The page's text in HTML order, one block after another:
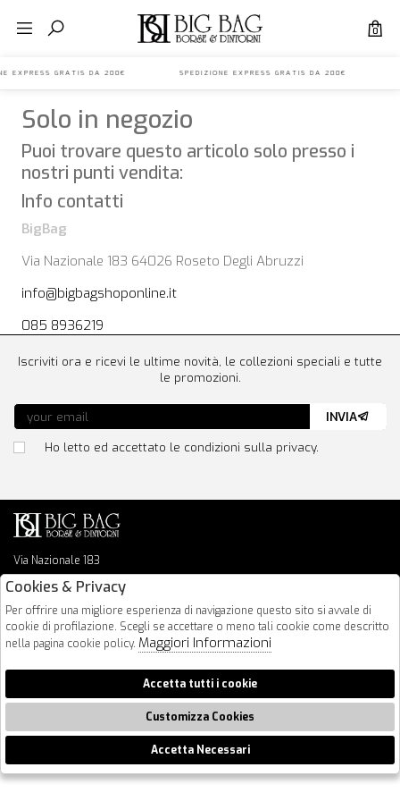
0
EXPRESS GRATIS DA 200€ SPEDIZIONE EXPRESS GRATIS DA
Solo in negozio
Puoi trovare questo articolo solo presso i
nostri punti vendita:
Info contatti
BigBag
Via Nazionale 183 64026 Roseto Degli Abruzzi
info@bigbagshoponline.it
085 8936219
Via Nazionale 183
64026 Roseto Degli Abruzzi
info@bigbagshoponline.it
follow us
Iscriviti ora e ricevi le ultime novità, le collezioni speciali e tutte
le promozioni.
Ho letto ed accettato le condizioni sulla privacy.
INVIA
2026 BigBag - P.iva : 00916940679 Powered by
🍪
Cookies & Privacy
Per offrire una migliore esperienza di navigazione questo sito si avvale di
cookie di profilazione. Scegli se accettare o meno tali cookie come descritto
nella pagina cookie policy. Maggiori Informazioni
Accetta tutti i cookie
Customizza Cookies
Accetta Necessari